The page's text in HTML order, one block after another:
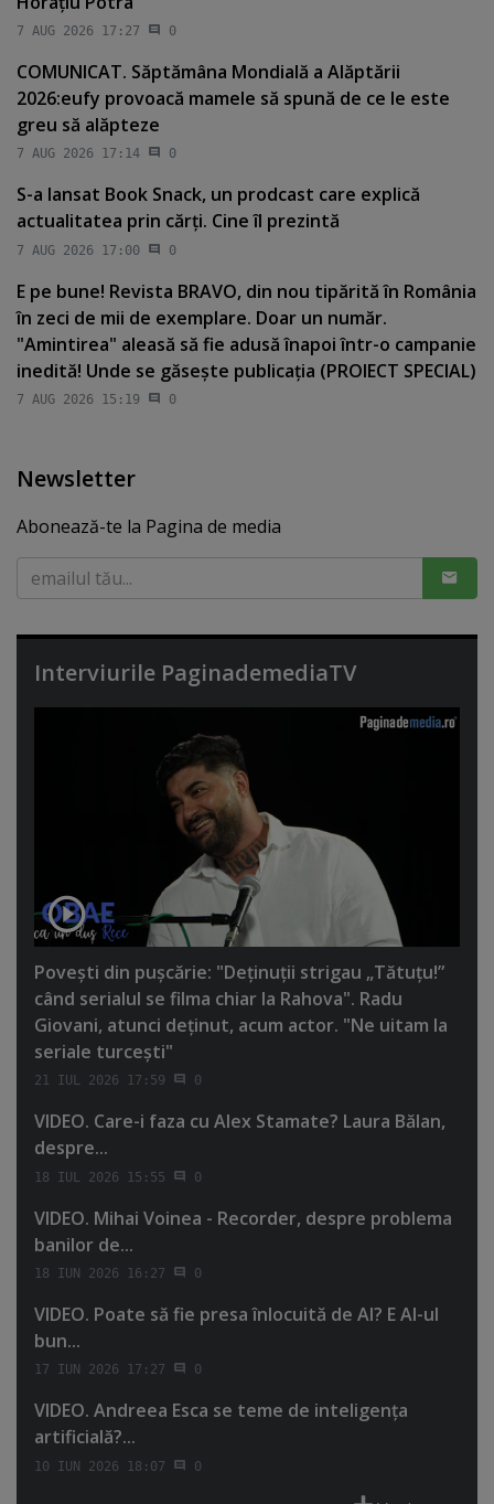
7 AUG 2026 17:27 0
COMUNICAT. Săptămâna Mondială a Alăptării
2026:eufy provoacă mamele să spună de ce le este
greu să alăpteze
7 AUG 2026 17:14 0
S-a lansat Book Snack, un prodcast care explică
actualitatea prin cărţi. Cine îl prezintă
7 AUG 2026 17:00 0
E pe bune! Revista BRAVO, din nou tipărită în România
în zeci de mii de exemplare. Doar un număr.
"Amintirea" aleasă să fie adusă înapoi într-o campanie
inedită! Unde se găseşte publicaţia (PROIECT SPECIAL)
7 AUG 2026 15:19 0
Newsletter
Abonează-te la Pagina de media
Interviurile PaginademediaTV
Poveşti din puşcărie: "Deţinuţii strigau „Tătuţu!”
când serialul se filma chiar la Rahova". Radu
Giovani, atunci deţinut, acum actor. "Ne uitam la
seriale turceşti"
21 IUL 2026 17:59 0
VIDEO. Care-i faza cu Alex Stamate? Laura Bălan,
despre...
18 IUL 2026 15:55 0
VIDEO. Mihai Voinea - Recorder, despre problema
banilor de...
18 IUN 2026 16:27 0
VIDEO. Poate să fie presa înlocuită de AI? E AI-ul
bun...
17 IUN 2026 17:27 0
VIDEO. Andreea Esca se teme de inteligenţa
artificială?...
10 IUN 2026 18:07 0